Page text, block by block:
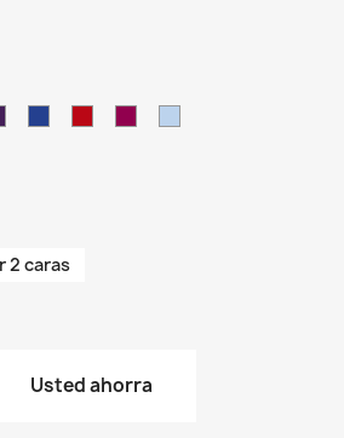
2 caras
Usted ahorra